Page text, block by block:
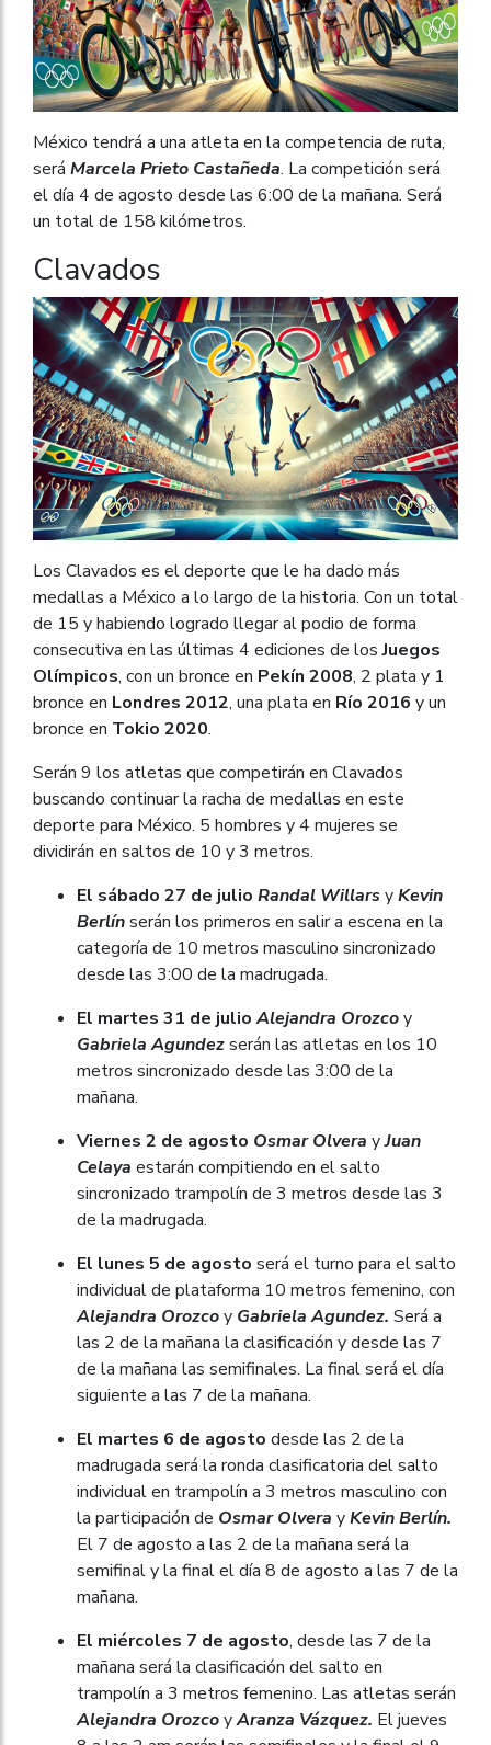
México tendrá a una atleta en la competencia de ruta,
será Marcela Prieto Castañeda. La competición será
el día 4 de agosto desde las 6:00 de la mañana. Será
un total de 158 kilómetros.
Clavados
Los Clavados es el deporte que le ha dado más
medallas a México a lo largo de la historia. Con un total
de 15 y habiendo logrado llegar al podio de forma
consecutiva en las últimas 4 ediciones de losJuegos
Olímpicos, con un bronce en Pekín 2008, 2 plata y 1
bronce en Londres 2012, una plata en Río 2016 y un
bronce en Tokio 2020.
Serán 9 los atletas que competirán en Clavados
buscando continuar la racha de medallas en este
deporte para México. 5 hombres y 4 mujeres se
dividirán en saltos de 10 y 3 metros.
El sábado 27 de julio Randal WillarsyKevin
Berlínserán los primeros en salir a escena en la
categoría de 10 metros masculino sincronizado
desde las 3:00 de la madrugada.
El martes 31 de julioAlejandra Orozcoy
Gabriela Agundezserán las atletas en los 10
metros sincronizado desde las 3:00 de la
mañana.
Viernes 2 de agosto Osmar Olvera yJuan
Celaya estarán compitiendo en el salto
sincronizado trampolín de 3 metros desde las 3
de la madrugada.
El lunes 5 de agosto será el turno para el salto
individual de plataforma 10 metros femenino, con
Alejandra Orozcoy Gabriela Agundez. Será a
las 2 de la mañana la clasificación y desde las 7
de la mañana las semifinales. La final será el día
siguiente a las 7 de la mañana.
El martes 6 de agosto desde las 2 de la
madrugada será la ronda clasificatoria del salto
individual en trampolín a 3 metros masculino con
la participación de Osmar Olvera yKevin Berlín.
El 7 de agosto a las 2 de la mañana será la
semifinal y la final el día 8 de agosto a las 7 de la
mañana.
El miércoles 7 de agosto, desde las 7 de la
mañana será la clasificación del salto en
trampolín a 3 metros femenino. Las atletas serán
Alejandra OrozcoyAranza Vázquez. El jueves